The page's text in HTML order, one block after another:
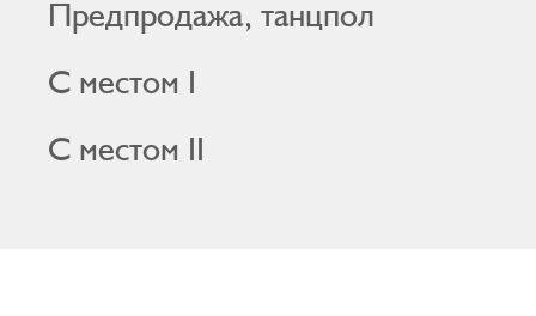
Предпродажа, танцпол
С местом I
С местом II